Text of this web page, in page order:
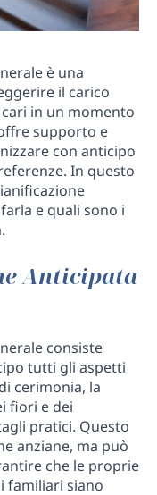
è una
il carico
in un momento
supporto e
con anticipo
In questo
e quali sono i
Anticipata
consiste
tutti gli aspetti
cerimonia, la
fiori e dei
pratici. Questo
anziane, ma può
che le proprie
familiari siano